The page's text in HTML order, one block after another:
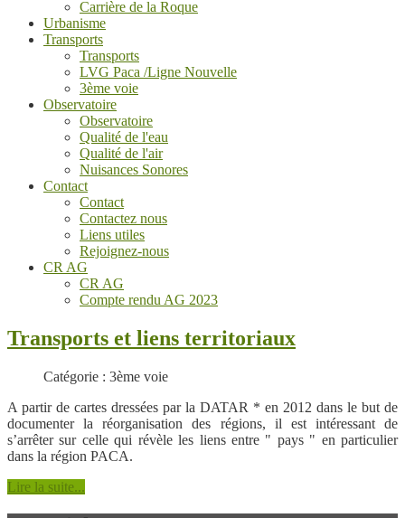
Carrière de la Roque
Urbanisme
Transports
Transports
LVG Paca /Ligne Nouvelle
3ème voie
Observatoire
Observatoire
Qualité de l'eau
Qualité de l'air
Nuisances Sonores
Contact
Contact
Contactez nous
Liens utiles
Rejoignez-nous
CR AG
CR AG
Compte rendu AG 2023
Transports et liens territoriaux
Catégorie : 3ème voie
A partir de cartes dressées par la DATAR * en 2012 dans le but de
documenter la réorganisation des régions, il est intéressant de
s’arrêter sur celle qui révèle les liens entre " pays " en particulier
dans la région PACA.
Lire la suite...